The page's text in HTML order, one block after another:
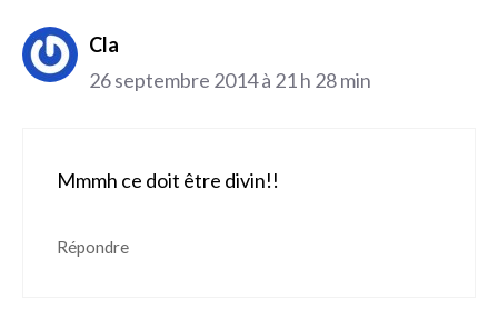
Cla
26 septembre 2014 à 21 h 28 min
Mmmh ce doit être divin!!
Répondre